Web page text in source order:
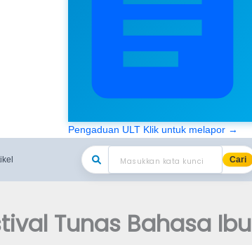
Pengaduan ULT Klik untuk melapor →
Cari
Tunas Bahasa Ibu